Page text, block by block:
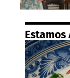
Estamos